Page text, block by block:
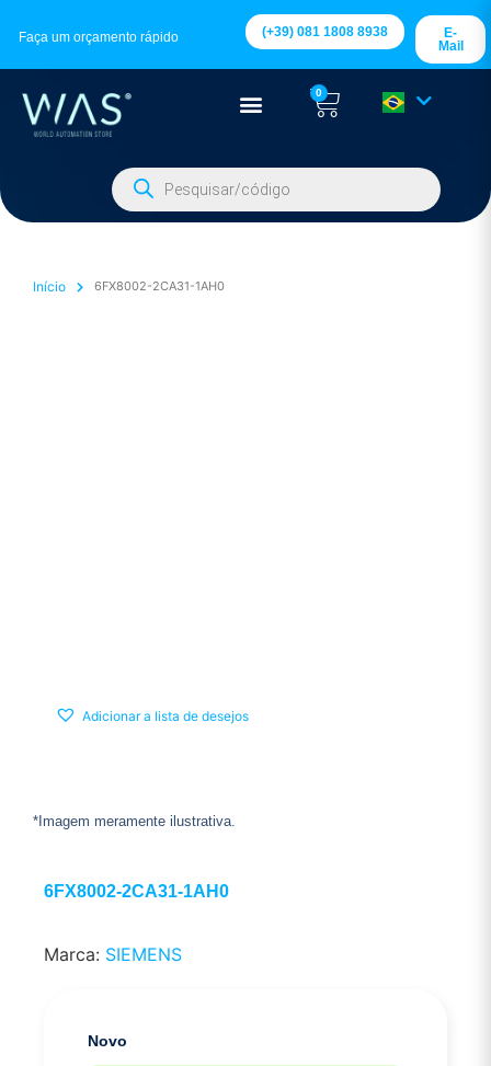
Faça um orçamento rápido (+39) 081 1808 8938
E-
Mail
0
Início 6FX8002-2CA31-1AH0
Adicionar a lista de desejos
*Imagem meramente ilustrativa.
6FX8002-2CA31-1AH0
Marca: SIEMENS
Novo